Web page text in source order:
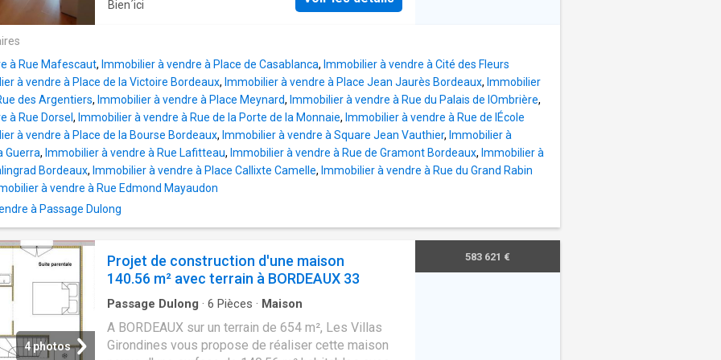
l'acquéreur.) Copropriété de 39 lots - dont 14 lots
habitation. (Pas de procédure en cours). Charges
annuelles: 459.60 euros
Bien´ici
à Rue Mafescaut, Immobilier à vendre à Place de Casablanca, Immobilier à vendre à Cité des Fleurs
à vendre à Place de la Victoire Bordeaux, Immobilier à vendre à Place Jean Jaurès Bordeaux, Immobilier
des Argentiers, Immobilier à vendre à Place Meynard, Immobilier à vendre à Rue du Palais de lOmbrière,
à Rue Dorsel , Immobilier à vendre à Rue de la Porte de la Monnaie, Immobilier à vendre à Rue de lÉcole
à vendre à Place de la Bourse Bordeaux, Immobilier à vendre à Square Jean Vauthier, Immobilier à
Guerra, Immobilier à vendre à Rue Lafitteau, Immobilier à vendre à Rue de Gramont Bordeaux, Immobilier à
Bordeaux, Immobilier à vendre à Place Callixte Camelle, Immobilier à vendre à Rue du Grand Rabin
à vendre à Rue Edmond Mayaudon
à Passage Dulong
4 photos
Projet de construction d'une maison
140.56 m² avec terrain à BORDEAUX 33
Passage Dulong · 6 Pièces · Maison
A BORDEAUX sur un terrain de 654 m², Les Villas
Girondines vous propose de réaliser cette maison
583 621 €